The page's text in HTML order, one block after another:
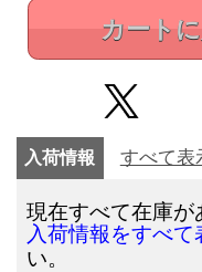
カート
入荷情報 すべて表
現在すべて在庫が
入荷情報をすべて
い。